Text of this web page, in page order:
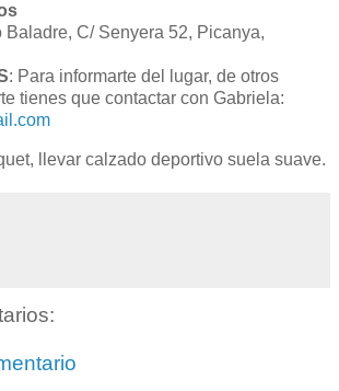
Baladre, C/ Senyera 52, Picanya,
: Para informarte del lugar, de otros
tienes que contactar con Gabriela:
llevar calzado deportivo suela suave.